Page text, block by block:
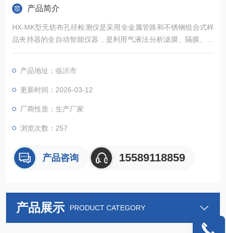
产品简介
HX-MK型无纺布孔径检测仪是采用全金属管路和不锈钢组合式样
品夹持器的全自动智能仪器，是利用气液法分析滤膜、隔膜、织
物、纤维、陶瓷、烧结金属等材料的通孔的最大孔径、最小孔
用于水过滤、电池隔膜、海水淡化、生物提纯等行业。
产品地址：临沂市
更新时间：2026-03-12
厂商性质：生产厂家
浏览次数：257
产品咨询 15589118859
产品展示 PRODUCT CATEGORY